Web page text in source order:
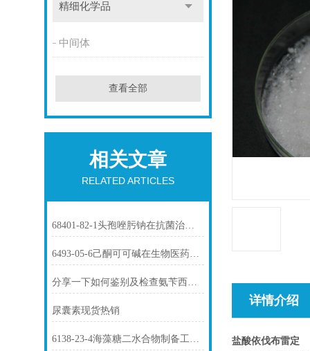
精细化学品
中间体
查看全部
相关文章
RELATED ARTICLES
68401-82-1头孢唑肟钠在抗菌治疗中的应用
6493-05-6己酮可可碱在生物医药中的应用
分享一下如何鉴别及检查氨苄西林钠
尿囊素现货热销
6138-23-4海藻糖二水合物制备工艺与质量控制要点
详情介绍
盐酸依伐布雷定